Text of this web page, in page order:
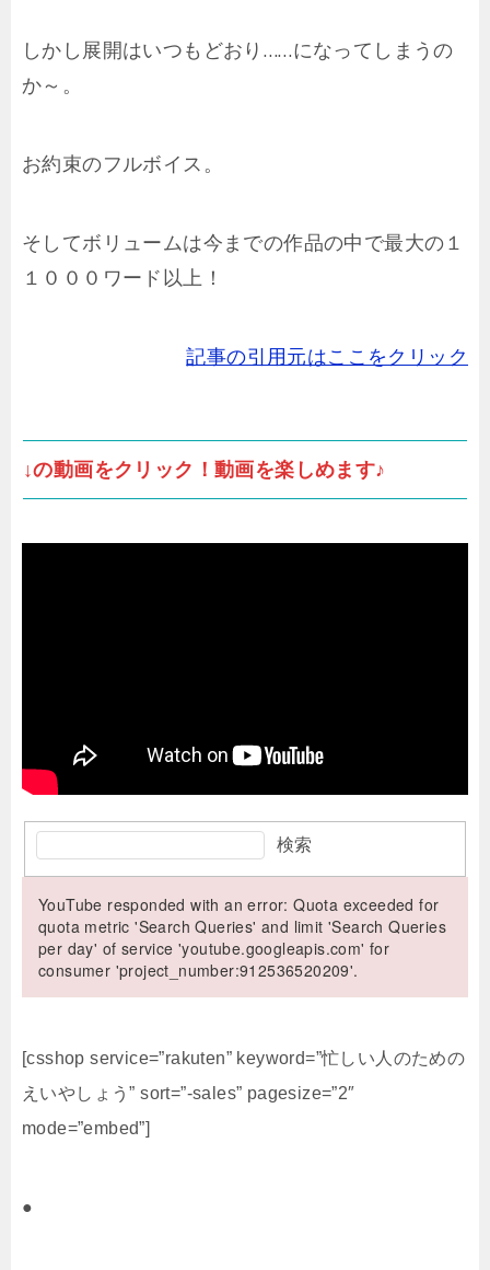
しかし展開はいつもどおり……になってしまうの
か～。
お約束のフルボイス。
そしてボリュームは今までの作品の中で最大の１
１０００ワード以上！
記事の引用元はここをクリック
↓の動画をクリック！動画を楽しめます♪
検索
YouTube responded with an error: Quota exceeded for
quota metric 'Search Queries' and limit 'Search Queries
per day' of service 'youtube.googleapis.com' for
consumer 'project_number:912536520209'.
[csshop service=”rakuten” keyword=”忙しい人のための
えいやしょう” sort=”-sales” pagesize=”2″
mode=”embed”]
●